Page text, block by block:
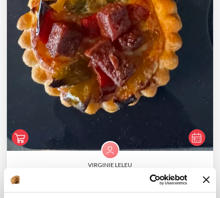
VIRGINIE LELEU
Mini-tartelettes chorizo poivrons